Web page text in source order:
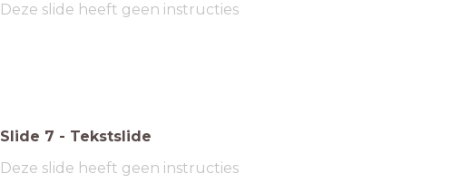
Deze slide heeft geen instructies
Slide 7 - Tekstslide
Deze slide heeft geen instructies